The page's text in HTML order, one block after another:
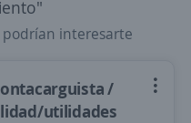
podrían interesarte
/
utilidades